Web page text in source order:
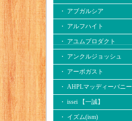
・ アブガルシア
・ アルフハイト
・ アユムプロダクト
・ アンクルジョッシュ
・ アーボガスト
・ AHPLマッディーバニー
・ issei 【一誠】
・ イズム(ism)